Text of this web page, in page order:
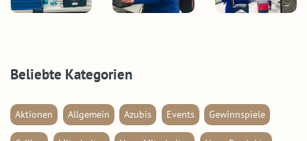
Beliebte Kategorien
Aktionen Allgemein Azubis Events Gewinnspiele